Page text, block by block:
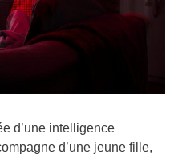
d’une intelligence
d’une jeune fille,